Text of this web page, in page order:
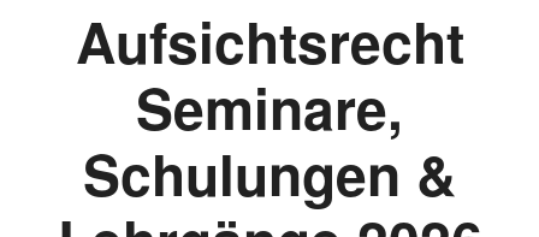
Aufsichtsrecht
Seminare,
Schulungen &